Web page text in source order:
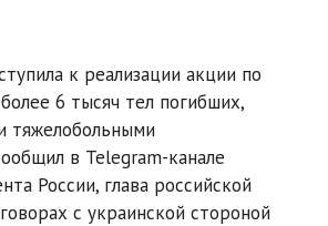
к реализации акции по
6 тысяч тел погибших,
тяжелобольными
в Telegram-канале
России, глава российской
с украинской стороной